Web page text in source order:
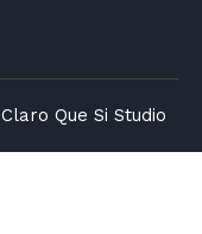
Claro Que Si Studio